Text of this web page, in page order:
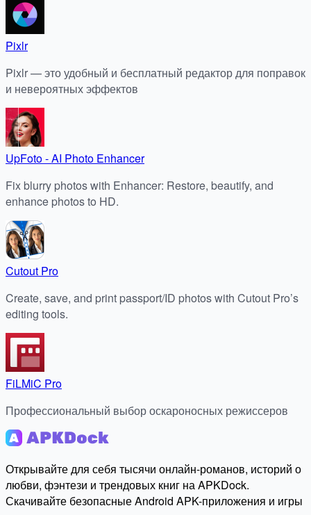
Pixlr
Pixlr — это удобный и бесплатный редактор для поправок
и невероятных эффектов
UpFoto - AI Photo Enhancer
Fix blurry photos with Enhancer: Restore, beautify, and
enhance photos to HD.
Cutout Pro
Create, save, and print passport/ID photos with Cutout Pro’s
editing tools.
FiLMiC Pro
Профессиональный выбор оскароносных режиссеров
Открывайте для себя тысячи онлайн-романов, историй о
любви, фэнтези и трендовых книг на APKDock.
Скачивайте безопасные Android APK-приложения и игры